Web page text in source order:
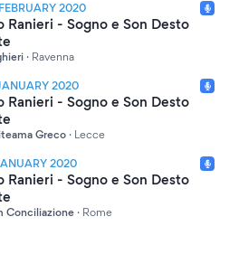
2020
Ranieri - Sogno e Son Desto
· Ravenna
2020
Ranieri - Sogno e Son Desto
Greco · Lecce
2020
Ranieri - Sogno e Son Desto
Conciliazione · Rome